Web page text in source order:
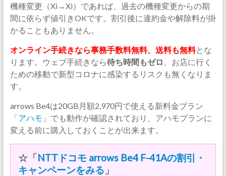
機種変更（Xi→Xi）であれば、過去の機種変更からの期
間に依らず値引きOKです。割引後に違約金や解除料が掛
かることもありません。
オンライン手続きなら事務手数料無料、送料も無料とな
ります。ウェブ手続きなら待ち時間もゼロ 、お店に行く
ための移動で新型コロナに感染するリスクも無くなりま
す。
arrows Be4は20GB月額2,970円で使える新料金プラン
「アハモ 」でも動作が確認されており、アハモプランに
変える前に購入しておくことが出来ます。
☆「NTTドコモ arrows Be4 F-41Aの割引・
キャンペーンをみる 」